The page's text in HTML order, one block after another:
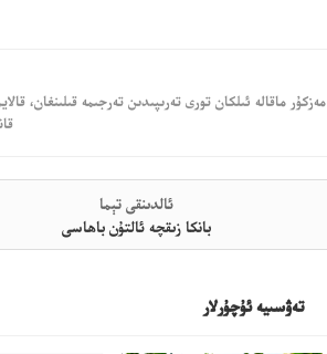
مەزكۇر ماقالە ئىلكان تورى تەرىپىدىن تەرجىمە قىلىنغان،
ئالدىنقى تېما
بانكا زىقچە ئالتۇن باھاسى
تەۋسىيە ئۇچۇرلار